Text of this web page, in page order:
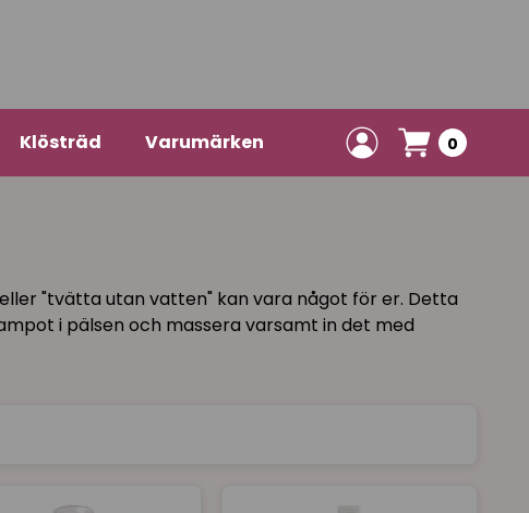
Klösträd Varumärken 0
"tvätta utan vatten" kan vara något för er. Detta
i pälsen och massera varsamt in det med